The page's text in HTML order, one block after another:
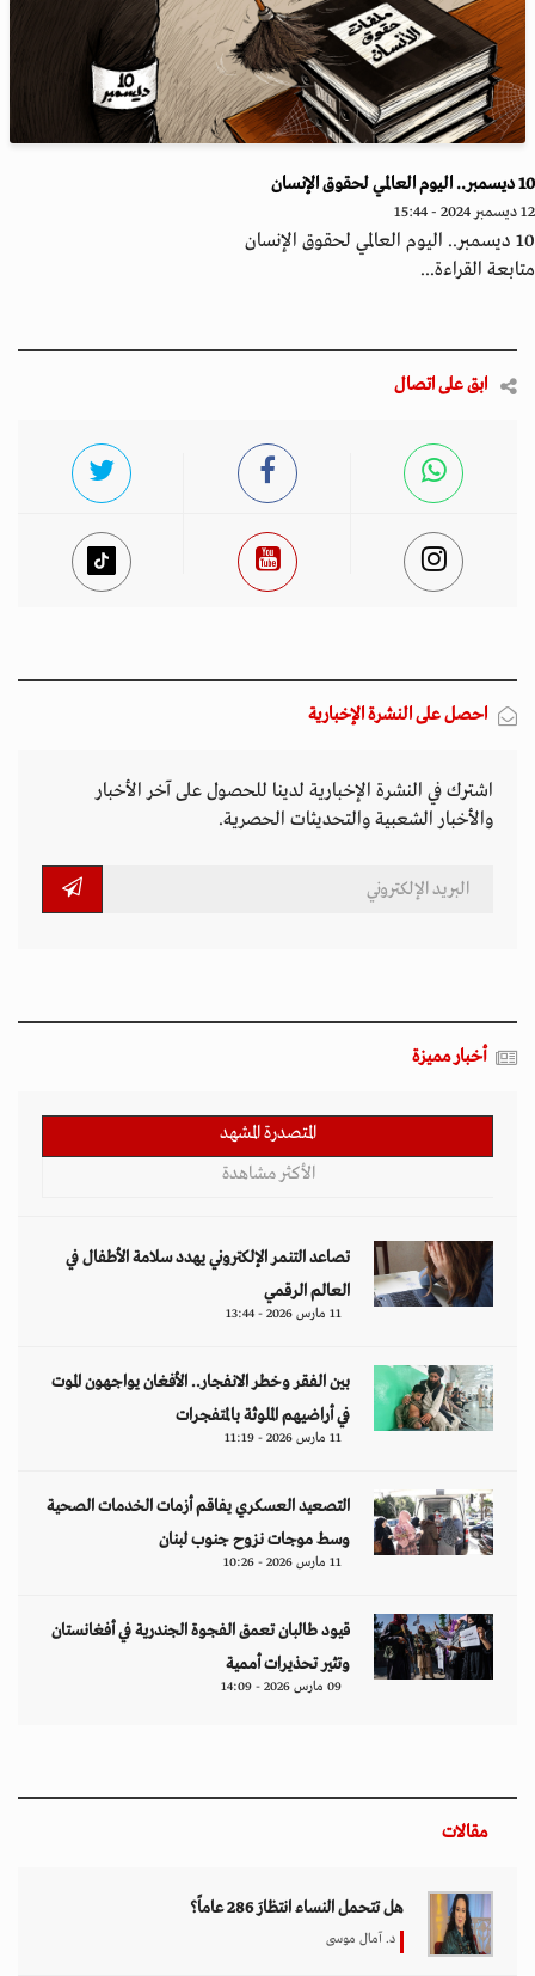
الإنسان
15:44
لحقوق الإنسان
القراءة...
ابق على اتصال
احصل على النشرة الإخبارية
اشترك في النشرة الإخبارية لدينا للحصول على آخر الأخبار
والأخبار الشعبية والتحديثات الحصرية.
أخبار مميزة
المتصدرة المشهد
الأكثر مشاهدة
تصاعد التنمر الإلكتروني يهدد سلامة الأطفال في
العالم الرقمي
11 مارس 2026 - 13:44
بين الفقر وخطر الانفجار.. الأفغان يواجهون الموت
في أراضيهم الملوثة بالمتفجرات
11 مارس 2026 - 11:19
التصعيد العسكري يفاقم أزمات الخدمات الصحية
وسط موجات نزوح جنوب لبنان
11 مارس 2026 - 10:26
قيود طالبان تعمق الفجوة الجندرية في أفغانستان
وتثير تحذيرات أممية
09 مارس 2026 - 14:09
مقالات
هل تتحمل النساء انتظارَ 286 عاماً؟
د. آمال موسى